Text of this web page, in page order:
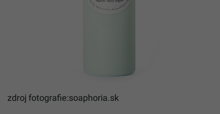
zdroj fotografie:soaphoria.sk